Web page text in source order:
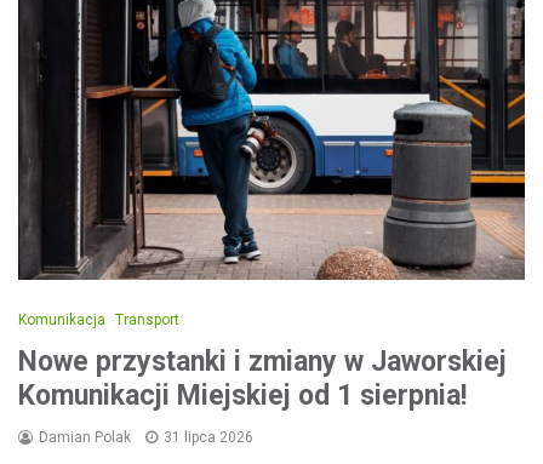
Komunikacja Transport
Nowe przystanki i zmiany w Jaworskiej
Komunikacji Miejskiej od 1 sierpnia!
Damian Polak 31 lipca 2026